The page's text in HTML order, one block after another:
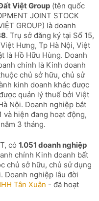
Việt Group (tên quốc
JOINT STOCK
GROUP) là doanh
. Trụ sở đăng ký tại Số 15,
Hưng, Tp Hà Nội, Việt
là Hồ Hữu Hùng. Doanh
chính là Kinh doanh
chủ sở hữu, chủ sử
kinh doanh khác được
quản lý thuế bởi Việt
Nội. Doanh nghiệp bắt
hiện đang hoạt động,
3 tháng.
có 1.051 doanh nghiệp
chính Kinh doanh bất
chủ sở hữu, chủ sử dụng
Doanh nghiệp lâu đời
Tân Xuân - đã hoạt